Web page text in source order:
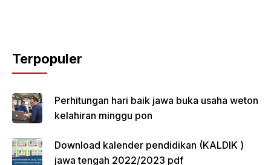
Terpopuler
Perhitungan hari baik jawa buka usaha weton
kelahiran minggu pon
Download kalender pendidikan (KALDIK )
jawa tengah 2022/2023 pdf